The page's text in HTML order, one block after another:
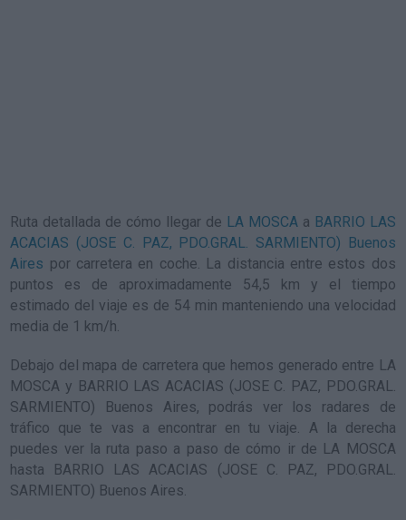
Ruta detallada de cómo llegar de LA MOSCAa BARRIO LAS
ACACIAS (JOSE C. PAZ, PDO.GRAL. SARMIENTO) Buenos
Aires por carretera en coche. La distancia entre estos dos
puntos es de aproximadamente 54,5 km y el tiempo
estimado del viaje es de 54 min manteniendo una velocidad
media de 1 km/h.
Debajo del mapa de carretera que hemos generado entre LA
MOSCA y BARRIO LAS ACACIAS (JOSE C. PAZ, PDO.GRAL.
SARMIENTO) Buenos Aires, podrás ver los radares de
tráfico que te vas a encontrar en tu viaje. A la derecha
puedes ver la ruta paso a paso de cómo ir de LA MOSCA
hasta BARRIO LAS ACACIAS (JOSE C. PAZ, PDO.GRAL.
SARMIENTO) Buenos Aires.